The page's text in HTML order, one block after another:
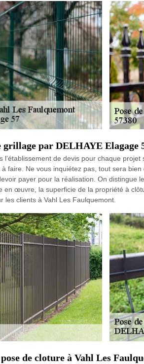
grillage par DELHAYE Elagage
l’établissement de devis pour chaque
faire. Ne vous inquiétez pas, tout sera
payer pour la réalisation. On distingue
en œuvre, la superficie de la propriété à
les clients à Vahl Les Faulquemont.
de cloture à Vahl Les